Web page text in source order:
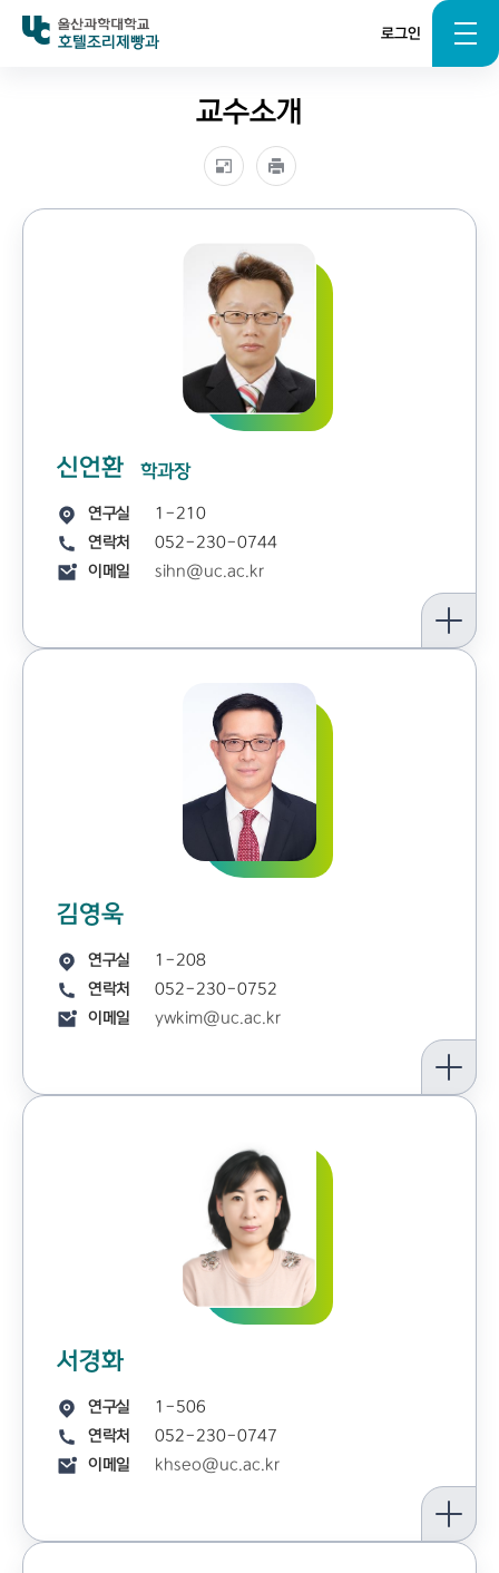
로그인
호텔조리제빵과
교수소개
신언환 학과장
연구실
1-210
연락처
052-230-0744
이메일
sihn@uc.ac.kr
김영욱
연구실
1-208
연락처
052-230-0752
이메일
ywkim@uc.ac.kr
서경화
연구실
1-506
연락처
052-230-0747
이메일
khseo@uc.ac.kr